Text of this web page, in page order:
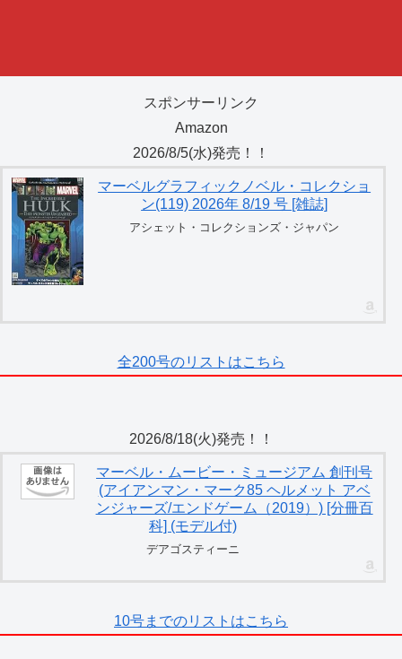
スポンサーリンク
Amazon
2026/8/5(水)発売！！
マーベルグラフィックノベル・コレクショ
ン(119) 2026年 8/19 号 [雑誌]
アシェット・コレクションズ・ジャパン
全200号のリストはこちら
2026/8/18(火)発売！！
マーベル・ムービー・ミュージアム 創刊号
(アイアンマン・マーク85 ヘルメット アベ
ンジャーズ/エンドゲーム（2019）) [分冊百
科] (モデル付)
デアゴスティーニ
10号までのリストはこちら